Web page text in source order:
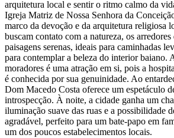
arquitetura local e sentir o ritmo calmo da
Igreja Matriz de Nossa Senhora da
marco da devoção e da arquitetura religiosa
buscam contato com a natureza, os
paisagens serenas, ideais para caminhadas
para contemplar a beleza do interior baiano.
moradores é uma atração em si, pois a
é conhecida por sua genuinidade. Ao
Dom Macedo Costa oferece um espetáculo
introspecção. À noite, a cidade ganha um
iluminação suave das ruas e a possibilidade
agradável, perfeito para um bate-papo em
um dos poucos estabelecimentos locais.